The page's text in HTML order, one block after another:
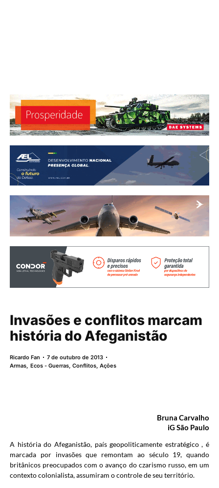
Invasões e conflitos marcam
história do Afeganistão
Ricardo Fan
7 de outubro de 2013
Armas,Ecos - Guerras, Conflitos, Ações
Bruna Carvalho
iG São Paulo
A história do Afeganistão, país geopoliticamente estratégico , é
marcada por invasões que remontam ao século 19, quando
britânicos preocupados com o avanço do czarismo russo, em um
contexto colonialista, assumiram o controle de seu território.